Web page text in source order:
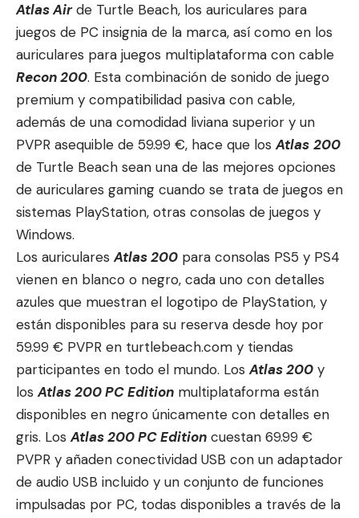
Atlas Airde Turtle Beach, los auriculares para
juegos de PC insignia de la marca, así como en los
auriculares para juegos multiplataforma con cable
Recon 200. Esta combinación de sonido de juego
premium y compatibilidad pasiva con cable,
además de una comodidad liviana superior y un
PVPR asequible de 59.99 €, hace que losAtlas 200
de Turtle Beach sean una de las mejores opciones
de auriculares gaming cuando se trata de juegos en
sistemas PlayStation, otras consolas de juegos y
Windows.
Los auricularesAtlas 200 para consolas PS5 y PS4
vienen en blanco o negro, cada uno con detalles
azules que muestran el logotipo de PlayStation, y
están disponibles para su reserva desde hoy por
59.99 € PVPR en turtlebeach.com y tiendas
participantes en todo el mundo. LosAtlas 200 y
losAtlas 200 PC Edition multiplataforma están
disponibles en negro únicamente con detalles en
gris. LosAtlas 200 PC Edition cuestan 69.99 €
PVPR y añaden conectividad USB con un adaptador
de audio USB incluido y un conjunto de funciones
impulsadas por PC, todas disponibles a través de la